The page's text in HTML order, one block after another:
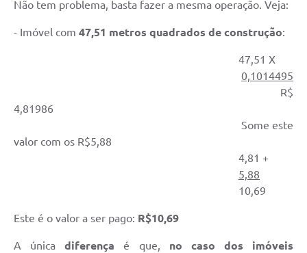
Não tem problema, basta fazer a mesma operação. Veja:
- Imóvel com 47,51 metros quadrados de construção:
47,51 X
0,1014495
R$
4,81986
Some este
valor com os R$5,88
4,81 +
5,88
10,69
Este é o valor a ser pago: R$10,69
A únicadiferença é que, no caso dos imóveis